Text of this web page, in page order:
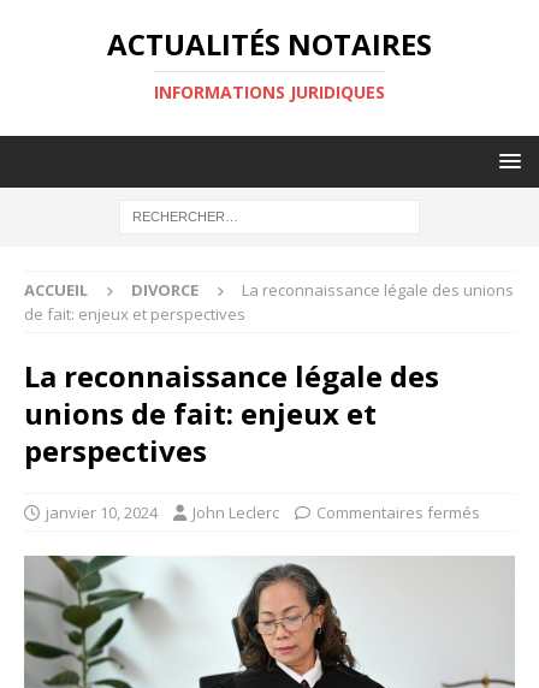
ACTUALITÉS NOTAIRES
INFORMATIONS JURIDIQUES
ACCUEIL DIVORCE
La reconnaissance légale des unions
de fait: enjeux et perspectives
La reconnaissance légale des
unions de fait: enjeux et
perspectives
janvier 10, 2024 John Leclerc Commentaires fermés